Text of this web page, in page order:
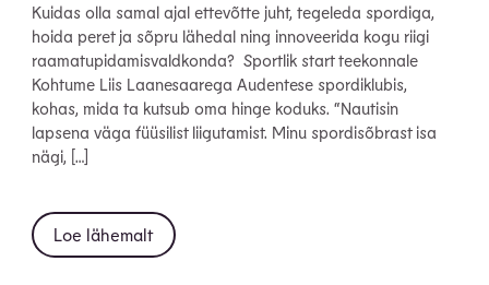
Kuidas olla samal ajal ettevõtte juht, tegeleda spordiga,
hoida peret ja sõpru lähedal ning innoveerida kogu riigi
raamatupidamisvaldkonda? Sportlik start teekonnale
Kohtume Liis Laanesaarega Audentese spordiklubis,
kohas, mida ta kutsub oma hinge koduks. “Nautisin
lapsena väga füüsilist liigutamist. Minu spordisõbrast isa
nägi, […]
Loe lähemalt